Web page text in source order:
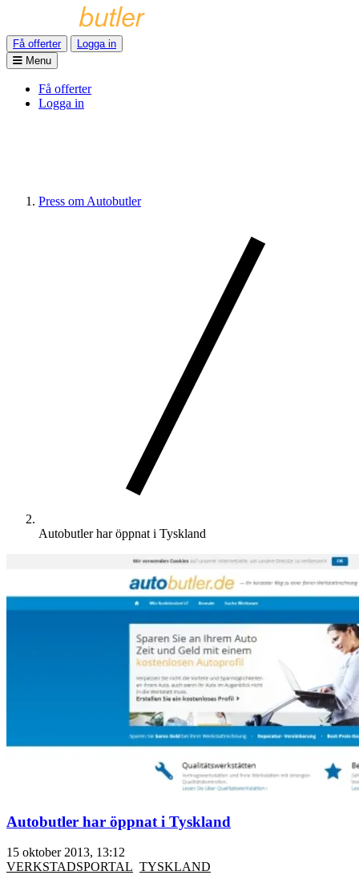
Få offerter
Logga in
Menu
Få offerter
Logga in
Press om Autobutler
Autobutler har öppnat i Tyskland
Autobutler har öppnat i Tyskland
15 oktober 2013, 13:12
VERKSTADSPORTAL TYSKLAND